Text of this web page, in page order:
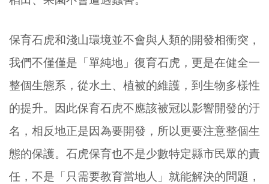
保育石虎和淺山環境並不會與人類的開發相衝突，
我們不僅僅是「單純地」復育石虎，更是在健全一
整個生態系，從水土、植被的維護，到生物多樣性
的提升。因此保育石虎不應該被冠以影響開發的汙
名，相反地正是因為要開發，所以更要注意整個生
態的保護。石虎保育也不是少數特定縣市民眾的責
任，不是「只需要教育當地人」就能解決的問題，